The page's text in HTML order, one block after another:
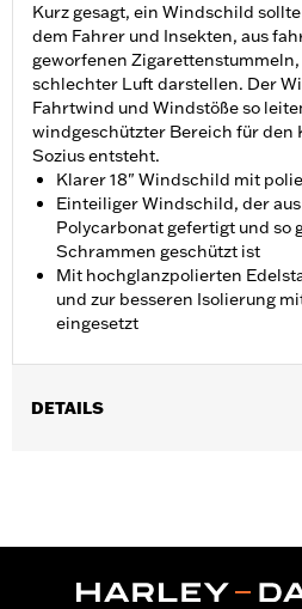
Kurz gesagt, ein Windschild
dem Fahrer und Insekten, aus
geworfenen
schlechter Luft darstellen. Der
Fahrtwind und Windstöße so
windgeschützter Bereich für den
Sozius entsteht.
Klarer 18" Windschild mit
Einteiliger Windschild, der
Polycarbonat gefertigt und so
Schrammen geschützt ist
Mit hochglanzpolierten
und zur besseren Isolierung
eingesetzt
DETAILS
In Einheiten erhältlich:Jeweils